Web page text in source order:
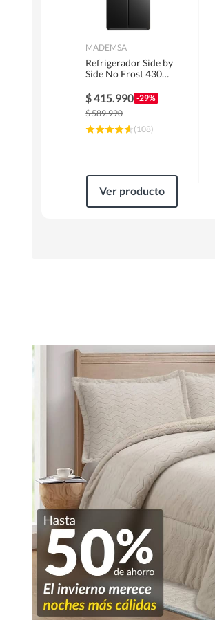
MADEMSA
Refrigerador Side by
Side No Frost 430
MAS430B
$415.990 -29%
$589.990
(108)
Ver producto